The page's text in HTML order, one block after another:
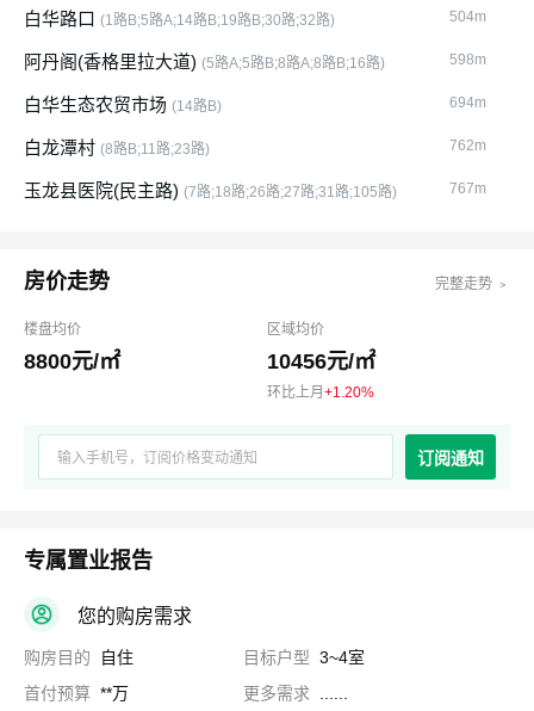
白华路口 (1路B;5路A;14路B;19路B;30路;32路) 504m
阿丹阁(香格里拉大道) (5路A;5路B;8路A;8路B;16路) 598m
白华生态农贸市场 (14路B) 694m
白龙潭村 (8路B;11路;23路) 762m
玉龙县医院(民主路) (7路;18路;26路;27路;31路;105路) 767m
房价走势 完整走势 ﹥
楼盘均价
8800元/㎡
区域均价
10456元/㎡
环比上月 +1.20%
订阅通知
专属置业报告
您的购房需求
购房目的 自住 目标户型 3~4室
首付预算 **万 更多需求